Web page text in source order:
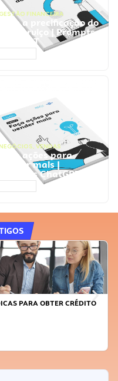
GESTÃO FINANCEIRA
Faça a precificação do
seu serviço | Prompts
ChatGPT
, VENDAS
Faça ações para
vender mais |
Prompts ChatGPT
PARA OBTER CRÉDITO